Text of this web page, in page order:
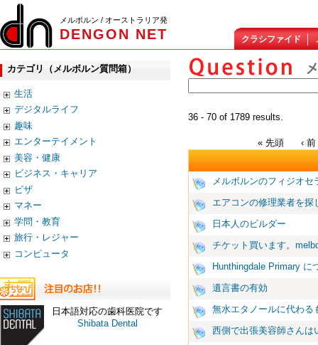
メルボルン / オーストラリア発
DENGON NET クラシファイド
カテゴリ（メルボルン質問箱）
生活
デジタルライフ
趣味
エンターテイメント
美容・健康
ビジネス・キャリア
ビザ
マネー
学問・教育
旅行・レジャー
コンピュータ
日本語対応の歯科医院です
Shibata Dental
36 - 70 of 1789 results.
« 先頭 ‹ 前
メルボルンのフィジオセ
エアコンの修理業者を探
日本人のビルダー
チケット買います。
Hunthingdale Primary に
遺言書の有効
無水エタノールに代わる
西側で出張美容師さんは